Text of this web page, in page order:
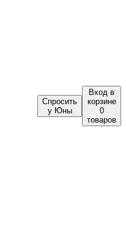
Спросить
у Юны
Вход в
корзине
0
товаров